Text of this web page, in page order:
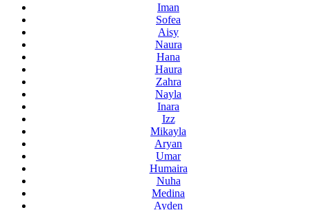
Iman
Sofea
Aisy
Naura
Hana
Haura
Zahra
Nayla
Inara
Izz
Mikayla
Aryan
Umar
Humaira
Nuha
Medina
Ayden